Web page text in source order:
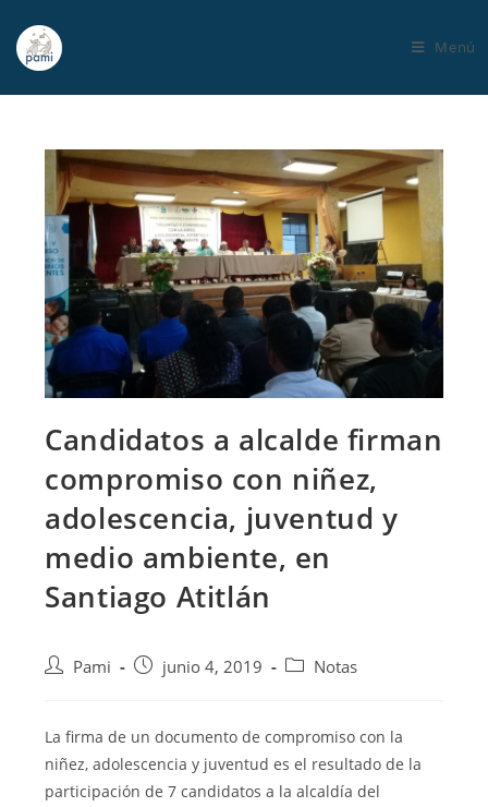
Menú
Candidatos a alcalde firman
compromiso con niñez,
adolescencia, juventud y
medio ambiente, en
Santiago Atitlán
Pami junio 4, 2019 Notas
La firma de un documento de compromiso con la
niñez, adolescencia y juventud es el resultado de la
participación de 7 candidatos a la alcaldía del